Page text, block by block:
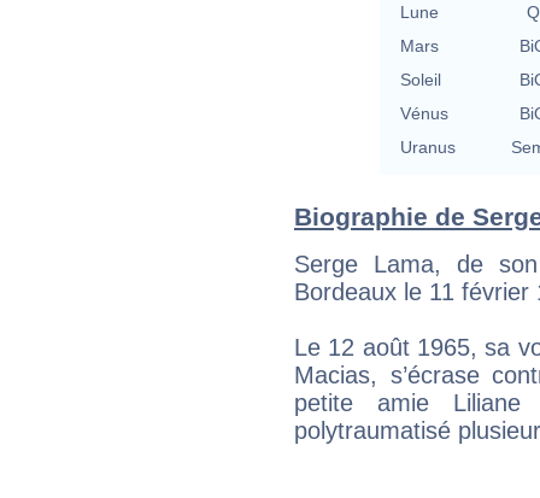
Lune
Mars
Soleil
Vénus
Uranus
Biographie de
Serge Lama, de
Bordeaux le 11
Le 12 août 1965, sa
Macias, s’écrase
petite amie
polytraumatisé